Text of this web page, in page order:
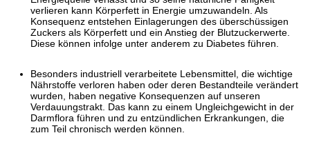
verlieren kann Körperfett in Energie umzuwandeln. Als
Konsequenz entstehen Einlagerungen des überschüssigen
Zuckers als Körperfett und ein Anstieg der Blutzuckerwerte.
Diese können infolge unter anderem zu Diabetes führen.
Besonders industriell verarbeitete Lebensmittel, die wichtige
Nährstoffe verloren haben oder deren Bestandteile verändert
wurden, haben negative Konsequenzen auf unseren
Verdauungstrakt. Das kann zu einem Ungleichgewicht in der
Darmflora führen und zu entzündlichen Erkrankungen, die
zum Teil chronisch werden können.